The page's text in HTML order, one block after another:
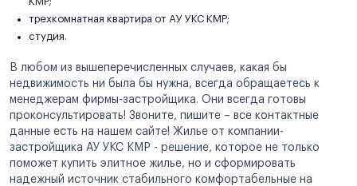
трехкомнатная квартира от АУ УКС КМР;
студия.
В любом из вышеперечисленных случаев, какая бы
недвижимость ни была бы нужна, всегда обращаетесь к
менеджерам фирмы-застройщика. Они всегда готовы
проконсультировать! Звоните, пишите – все контактные
данные есть на нашем сайте! Жилье от компании-
застройщика АУ УКС КМР - решение, которое не только
поможет купить элитное жилье, но и сформировать
надежный источник стабильного комфортабельные на